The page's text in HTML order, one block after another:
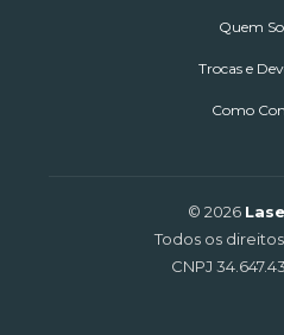
Quem
Trocas e
Como
© 2026
Todos os
CNPJ